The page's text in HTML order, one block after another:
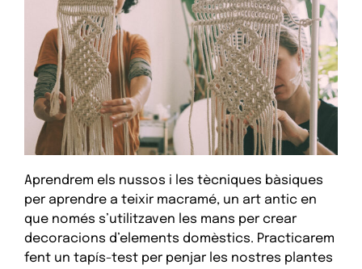
Aprendrem els nussos i les tècniques bàsiques
per aprendre a teixir macramé, un art antic en
que només s’utilitzaven les mans per crear
decoracions d’elements domèstics. Practicarem
fent un tapís-test per penjar les nostres plantes